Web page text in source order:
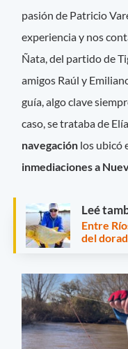
pasión de Patricio
experiencia y nos
Ñata, del partido de
amigos Raúl y
guía, algo clave
caso, se trataba de
navegación los ubicó
inmediaciones a
Leé
Entre
del